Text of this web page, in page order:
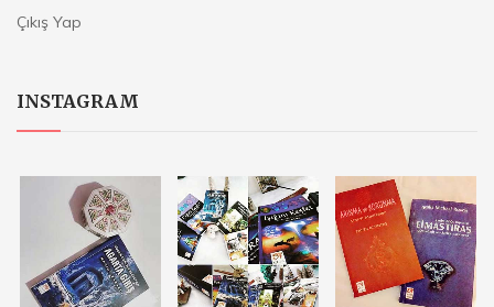
Çıkış Yap
INSTAGRAM